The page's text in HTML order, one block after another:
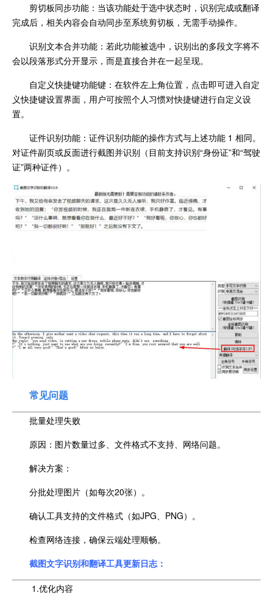
剪切板同步功能：当该功能处于选中状态时，识别完成或翻译
完成后，相关内容会自动同步至系统剪切板，无需手动操作。
识别文本合并功能：若此功能被选中，识别出的多段文字将不
会以段落形式分开显示，而是直接合并在一起呈现。
自定义快捷键功能键：在软件左上角位置，点击即可进入自定
义快捷键设置界面，用户可按照个人习惯对快捷键进行自定义设
置。
证件识别功能：证件识别功能的操作方式与上述功能 1 相同。
对证件副页或反面进行截图并识别（目前支持识别“身份证”和“驾驶
证”两种证件）。
常见问题
批量处理失败
原因：图片数量过多、文件格式不支持、网络问题。
解决方案：
分批处理图片（如每次20张）。
确认工具支持的文件格式（如JPG、PNG）。
检查网络连接，确保云端处理顺畅。
截图文字识别和翻译工具更新日志：
1.优化内容